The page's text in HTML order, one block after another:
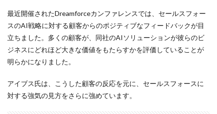
最近開催されたDreamforceカンファレンスでは、セールスフォー
スのAI戦略に対する顧客からのポジティブなフィードバックが目
立ちました。多くの顧客が、同社のAIソリューションが彼らのビ
ジネスにどれほど大きな価値をもたらすかを評価していることが
明らかになりました。
アイブス氏は、こうした顧客の反応を元に、セールスフォースに
対する強気の見方をさらに強めています。